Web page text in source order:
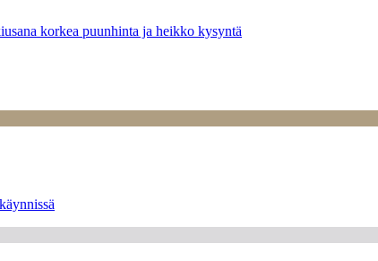
korkea puunhinta ja heikko kysyntä